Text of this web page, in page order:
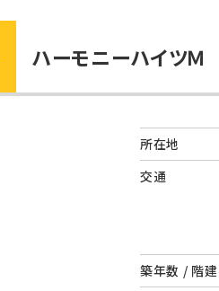
ハーモニーハイツＭ
所在地
交通
築年数 / 階建